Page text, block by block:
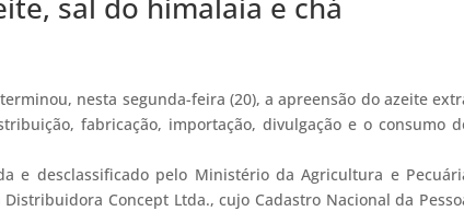
nesta segunda-feira (20), a apreensão do azeite
fabricação, importação, divulgação e o consumo
e desclassificado pelo Ministério da Agricultura e
Concept Ltda., cujo Cadastro Nacional da